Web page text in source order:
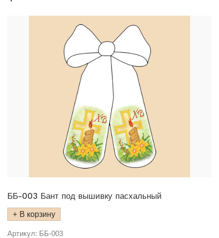
ББ-003 Бант под вышивку пасхальный
В корзину
Артикул: ББ-003